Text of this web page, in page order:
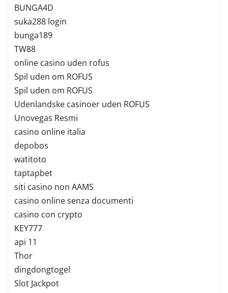
BUNGA4D
suka288 login
bunga189
TW88
online casino uden rofus
Spil uden om ROFUS
Spil uden om ROFUS
Udenlandske casinoer uden ROFUS
Unovegas Resmi
casino online italia
depobos
watitoto
taptapbet
siti casino non AAMS
casino online senza documenti
casino con crypto
KEY777
api 11
Thor
dingdongtogel
Slot Jackpot